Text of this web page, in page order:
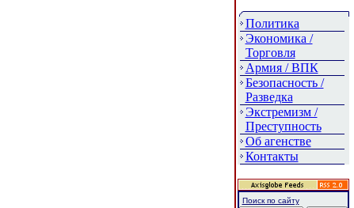
Политика
Экономика /
Торговля
Армия / ВПК
Безопасность /
Разведка
Экстремизм /
Преступность
Об агенстве
Контакты
Поиск по сайту